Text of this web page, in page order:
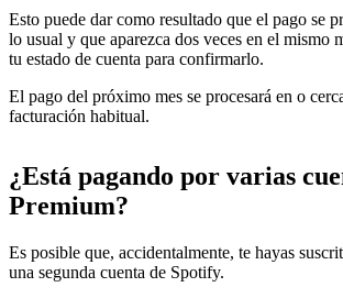
Esto puede dar como resultado que el pago se
lo usual y que aparezca dos veces en el mismo
tu estado de cuenta para confirmarlo.
El pago del próximo mes se procesará en o
facturación habitual.
¿Está pagando por varias
Premium?
Es posible que, accidentalmente, te hayas
una segunda cuenta de Spotify.